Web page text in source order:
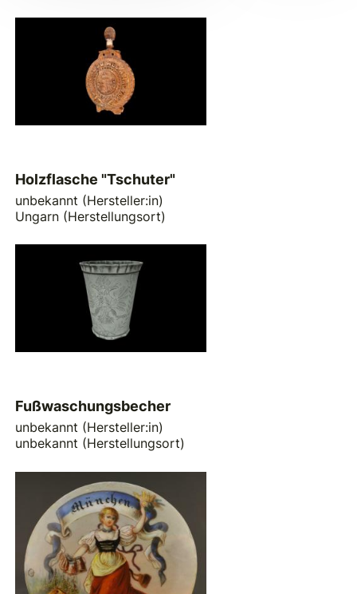
Holzflasche "Tschuter"
unbekannt (Hersteller:in)
Ungarn (Herstellungsort)
Fußwaschungsbecher
unbekannt (Hersteller:in)
unbekannt (Herstellungsort)